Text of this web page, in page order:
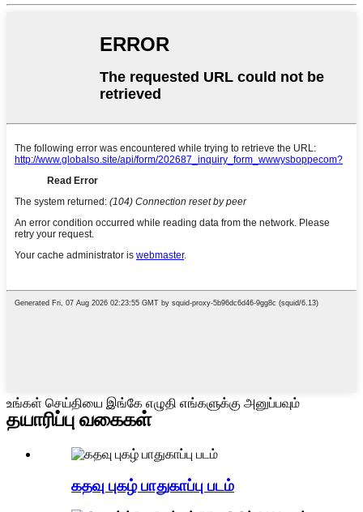
உங்கள் செய்தியை இங்கே எழுதி எங்களுக்கு அனுப்பவும்
தயாரிப்பு வகைகள்
கதவு புகழ் பாதுகாப்பு படம்